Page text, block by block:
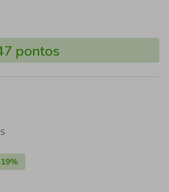
pontos
19%